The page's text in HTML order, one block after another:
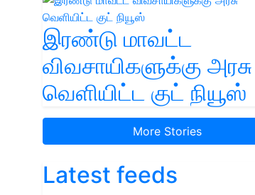
இரண்டு மாவட்ட
விவசாயிகளுக்கு அரசு
வெளியிட்ட குட் நியூஸ்
More Stories
Latest feeds